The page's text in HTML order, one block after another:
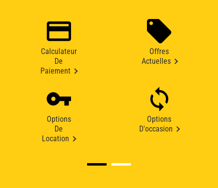
Calculateur
De
Paiement
Offres
Actuelles
Options
De
Location
Options
D'occasion